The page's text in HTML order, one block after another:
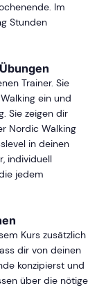
Im
Stunden
Trainer. Sie
ein und
Sie zeigen dir
Nordic Walking
in deinen
individuell
jedem
Kurs zusätzlich
dir von deinen
konzipierst und
über die nötige